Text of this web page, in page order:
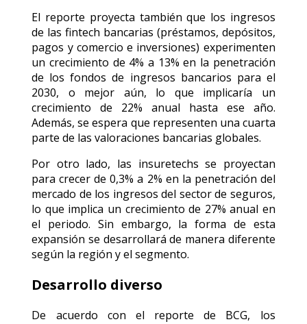
El reporte proyecta también que los ingresos
de las fintech bancarias (préstamos, depósitos,
pagos y comercio e inversiones) experimenten
un crecimiento de 4% a 13% en la penetración
de los fondos de ingresos bancarios para el
2030, o mejor aún, lo que implicaría un
crecimiento de 22% anual hasta ese año.
Además, se espera que representen una cuarta
parte de las valoraciones bancarias globales.
Por otro lado, las insuretechs se proyectan
para crecer de 0,3% a 2% en la penetración del
mercado de los ingresos del sector de seguros,
lo que implica un crecimiento de 27% anual en
el periodo. Sin embargo, la forma de esta
expansión se desarrollará de manera diferente
según la región y el segmento.
Desarrollo diverso
De acuerdo con el reporte de BCG, los